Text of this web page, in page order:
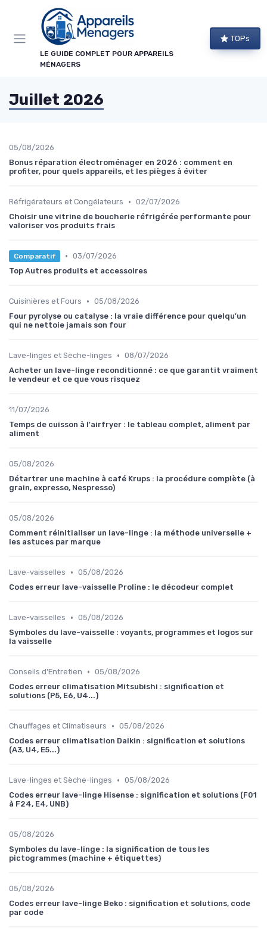
LE GUIDE COMPLET POUR APPAREILS
MÉNAGERS
TOPs
Juillet 2026
05/08/2026
Bonus réparation électroménager en 2026 : comment en
profiter, pour quels appareils, et les pièges à éviter
Réfrigérateurs et Congélateurs • 02/07/2026
Choisir une vitrine de boucherie réfrigérée performante pour
valoriser vos produits frais
Comparatif • 03/07/2026
Top Autres produits et accessoires
Cuisinières et Fours • 05/08/2026
Four pyrolyse ou catalyse : la vraie différence pour quelqu'un
qui ne nettoie jamais son four
Lave-linges et Sèche-linges • 08/07/2026
Acheter un lave-linge reconditionné : ce que garantit vraiment
le vendeur et ce que vous risquez
11/07/2026
Temps de cuisson à l'airfryer : le tableau complet, aliment par
aliment
05/08/2026
Détartrer une machine à café Krups : la procédure complète (à
grain, expresso, Nespresso)
05/08/2026
Comment réinitialiser un lave-linge : la méthode universelle +
les astuces par marque
Lave-vaisselles • 05/08/2026
Codes erreur lave-vaisselle Proline : le décodeur complet
Lave-vaisselles • 05/08/2026
Symboles du lave-vaisselle : voyants, programmes et logos sur
la vaisselle
Conseils d'Entretien • 05/08/2026
Codes erreur climatisation Mitsubishi : signification et
solutions (P5, E6, U4...)
Chauffages et Climatiseurs • 05/08/2026
Codes erreur climatisation Daikin : signification et solutions
(A3, U4, E5...)
Lave-linges et Sèche-linges • 05/08/2026
Codes erreur lave-linge Hisense : signification et solutions (F01
à F24, E4, UNB)
05/08/2026
Symboles du lave-linge : la signification de tous les
pictogrammes (machine + étiquettes)
05/08/2026
Codes erreur lave-linge Beko : signification et solutions, code
par code
Panneau de gestion des cookies